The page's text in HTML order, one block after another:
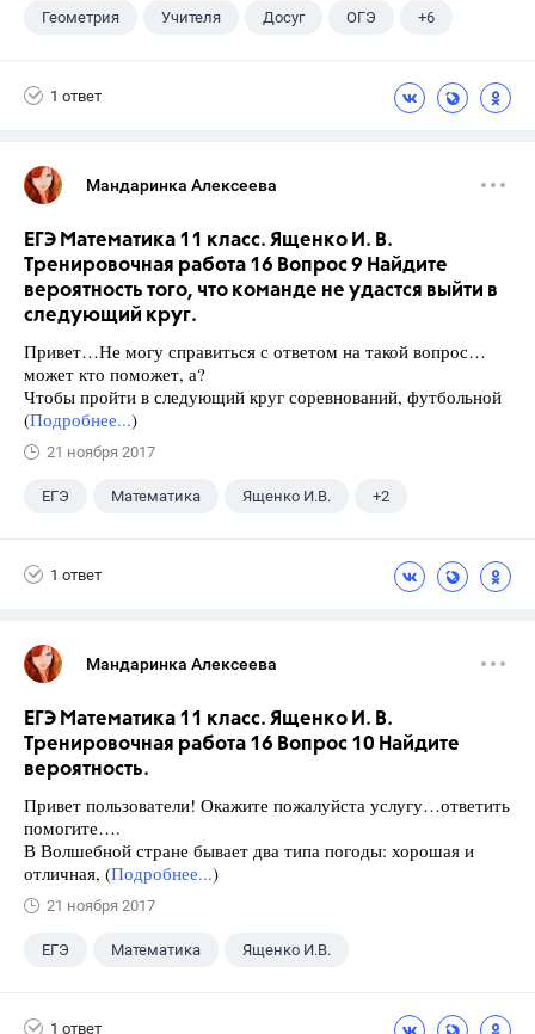
Геометрия Учителя Досуг ОГЭ +6
1 ответ
Мандаринка Алексеева
ЕГЭ Математика 11 класс. Ященко И. В.
Тренировочная работа 16 Вопрос 9 Найдите
вероятность того, что команде не удастся выйти в
следующий круг.
Привет…Не могу справиться с ответом на такой вопрос…
может кто поможет, а?
Чтобы пройти в следующий круг соревнований, футбольной
(Подробнее...)
21 ноября 2017
ЕГЭ Математика Ященко И.В. +2
1 ответ
Мандаринка Алексеева
ЕГЭ Математика 11 класс. Ященко И. В.
Тренировочная работа 16 Вопрос 10 Найдите
вероятность.
Привет пользователи! Окажите пожалуйста услугу…ответить
помогите….
В Волшебной стране бывает два типа погоды: хорошая и
отличная, (Подробнее...)
21 ноября 2017
ЕГЭ Математика Ященко И.В.
1 ответ